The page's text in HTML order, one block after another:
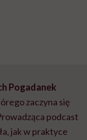
Pogadanek
zaczyna się
podcast
jak w praktyce